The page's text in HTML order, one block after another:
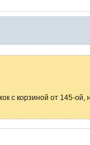
с корзиной от 145-ой,